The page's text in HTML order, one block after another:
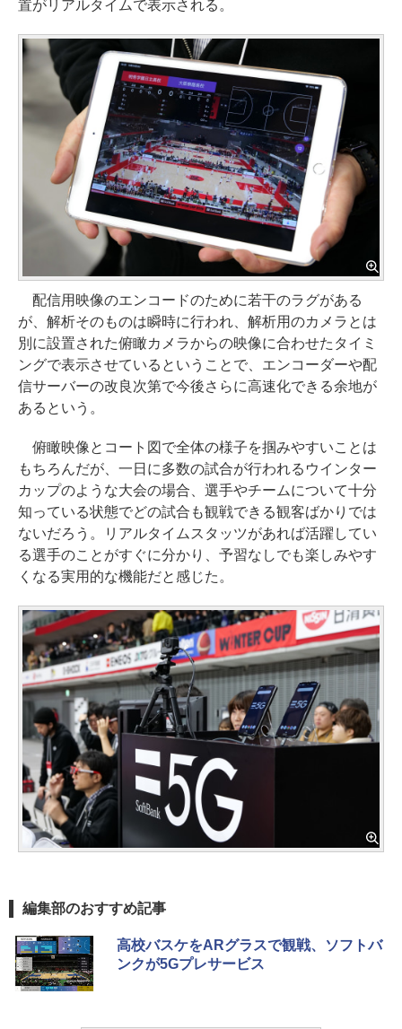
置がリアルタイムで表示される。
配信用映像のエンコードのために若干のラグがある
が、解析そのものは瞬時に行われ、解析用のカメラとは
別に設置された俯瞰カメラからの映像に合わせたタイミ
ングで表示させているということで、エンコーダーや配
信サーバーの改良次第で今後さらに高速化できる余地が
あるという。
俯瞰映像とコート図で全体の様子を掴みやすいことは
もちろんだが、一日に多数の試合が行われるウインター
カップのような大会の場合、選手やチームについて十分
知っている状態でどの試合も観戦できる観客ばかりでは
ないだろう。リアルタイムスタッツがあれば活躍してい
る選手のことがすぐに分かり、予習なしでも楽しみやす
くなる実用的な機能だと感じた。
編集部のおすすめ記事
高校バスケをARグラスで観戦、ソフトバ
ンクが5Gプレサービス